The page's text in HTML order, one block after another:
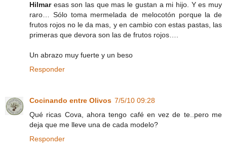
Hilmar esas son las que mas le gustan a mi hijo. Y es muy
raro… Sólo toma mermelada de melocotón porque la de
frutos rojos no le da mas, y en cambio con estas pastas, las
primeras que devora son las de frutos rojos….
Un abrazo muy fuerte y un beso
Responder
Cocinando entre Olivos 7/5/10 09:28
Qué ricas Cova, ahora tengo café en vez de te..pero me
deja que me lleve una de cada modelo?
Responder